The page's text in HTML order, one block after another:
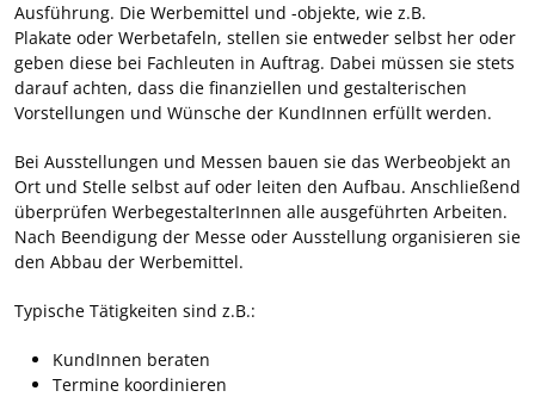
Ausführung. Die Werbemittel und -objekte, wie z.B.
Plakate oder Werbetafeln, stellen sie entweder selbst her oder
geben diese bei Fachleuten in Auftrag. Dabei müssen sie stets
darauf achten, dass die finanziellen und gestalterischen
Vorstellungen und Wünsche der KundInnen erfüllt werden.
Bei Ausstellungen und Messen bauen sie das Werbeobjekt an
Ort und Stelle selbst auf oder leiten den Aufbau. Anschließend
überprüfen WerbegestalterInnen alle ausgeführten Arbeiten.
Nach Beendigung der Messe oder Ausstellung organisieren sie
den Abbau der Werbemittel.
Typische Tätigkeiten sind z.B.:
KundInnen beraten
Termine koordinieren